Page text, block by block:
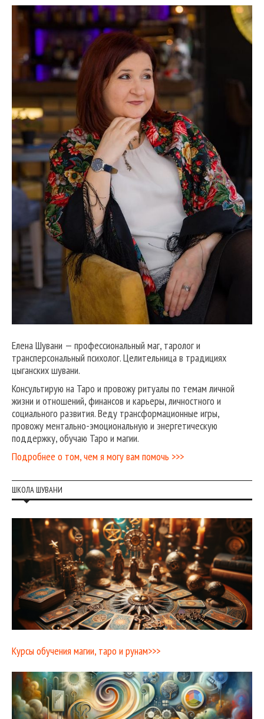
Елена Шувани — профессиональный маг, таролог и
трансперсональный психолог. Целительница в традициях
цыганских шувани.
Консультирую на Таро и провожу ритуалы по темам личной
жизни и отношений, финансов и карьеры, личностного и
социального развития. Веду трансформационные игры,
провожу ментально-эмоциональную и энергетическую
поддержку, обучаю Таро и магии.
Подробнее о том, чем я могу вам помочь >>>
ШКОЛА ШУВАНИ
Курсы обучения магии, таро и рунам>>>